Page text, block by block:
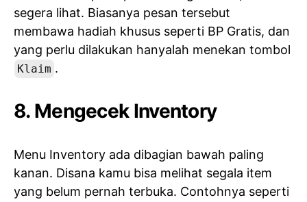
segera lihat. Biasanya pesan tersebut
membawa hadiah khusus seperti BP Gratis, dan
yang perlu dilakukan hanyalah menekan tombol
Klaim .
8. Mengecek Inventory
Menu Inventory ada dibagian bawah paling
kanan. Disana kamu bisa melihat segala item
yang belum pernah terbuka. Contohnya seperti